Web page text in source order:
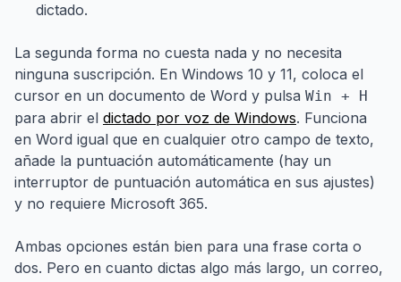
dictado.
La segunda forma no cuesta nada y no necesita
ninguna suscripción. En Windows 10 y 11, coloca el
cursor en un documento de Word y pulsa Win + H
para abrir el dictado por voz de Windows. Funciona
en Word igual que en cualquier otro campo de texto,
añade la puntuación automáticamente (hay un
interruptor de puntuación automática en sus ajustes)
y no requiere Microsoft 365.
Ambas opciones están bien para una frase corta o
dos. Pero en cuanto dictas algo más largo, un correo,